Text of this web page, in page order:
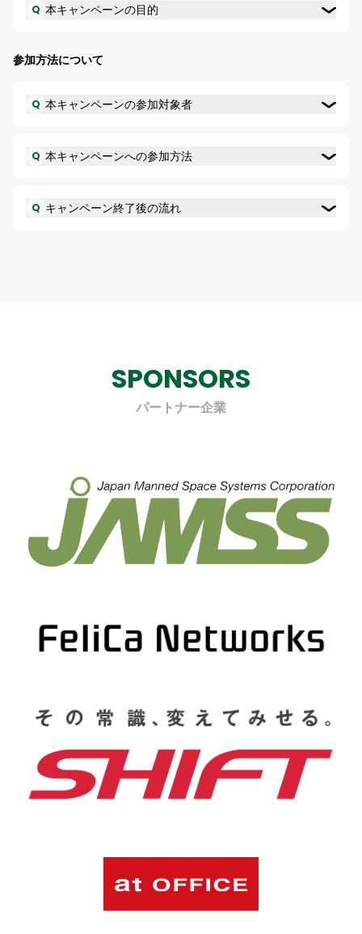
Q 本キャンペーンの目的
参加方法について
Q 本キャンペーンの参加対象者
Q 本キャンペーンへの参加方法
Q キャンペーン終了後の流れ
SPONSORS
パートナー企業